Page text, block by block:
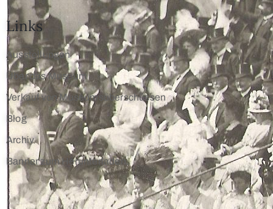
Links
Ausstellungen
Über das Museum
Verkauf von Museumsüberschüssen
Blog
Archiv
Banner zum Herunterladen